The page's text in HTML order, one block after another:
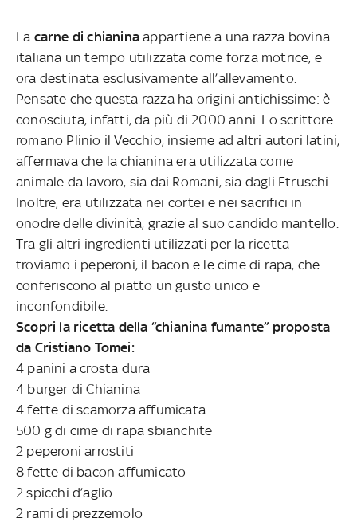
La carne di chianinaappartiene a una razza bovina
italiana un tempo utilizzata come forza motrice, e
ora destinata esclusivamente all’allevamento.
Pensate che questa razza ha origini antichissime: è
conosciuta, infatti, da più di 2000 anni. Lo scrittore
romano Plinio il Vecchio, insieme ad altri autori latini,
affermava che la chianina era utilizzata come
animale da lavoro, sia dai Romani, sia dagli Etruschi.
Inoltre, era utilizzata nei cortei e nei sacrifici in
onodre delle divinità, grazie al suo candido mantello.
Tra gli altri ingredienti utilizzati per la ricetta
troviamo i peperoni, il bacon e le cime di rapa, che
conferiscono al piatto un gusto unico e
inconfondibile.
Scopri la ricetta della “chianina fumante” proposta
da Cristiano Tomei:
4 panini a crosta dura
4 burger di Chianina
4 fette di scamorza affumicata
500 g di cime di rapa sbianchite
2 peperoni arrostiti
8 fette di bacon affumicato
2 spicchi d’aglio
2 rami di prezzemolo